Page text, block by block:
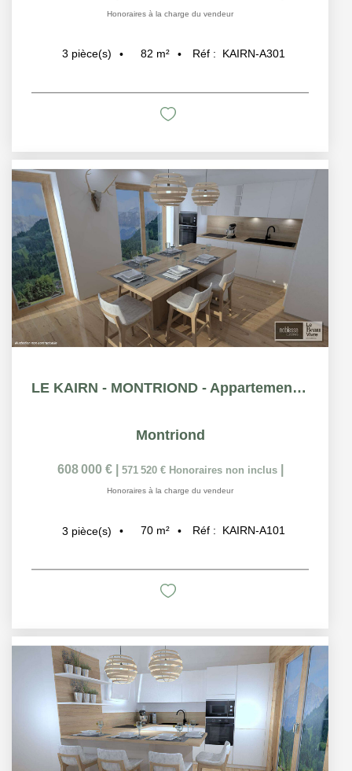
Honoraires à la charge du vendeur
3 pièce(s) 82 m² Réf : KAIRN-A301
LE KAIRN - MONTRIOND - Appartement T3 - 69.86m²
Montriond
608 000 € 571 520 € Honoraires non inclus
Honoraires à la charge du vendeur
3 pièce(s) 70 m² Réf : KAIRN-A101